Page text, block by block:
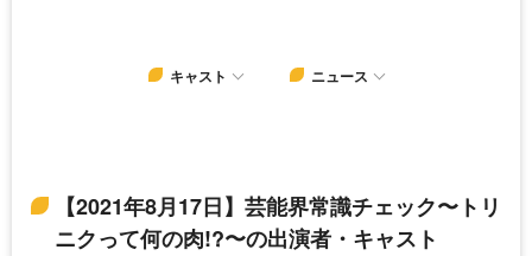
キャスト ニュース
【2021年8月17日】芸能界常識チェック〜トリ
ニクって何の肉!?〜の出演者・キャスト